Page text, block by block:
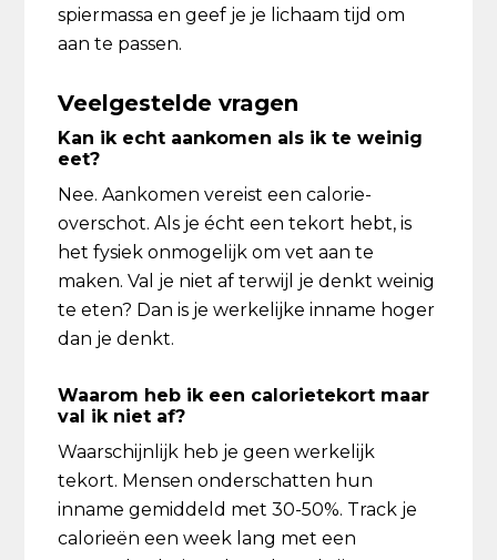
spiermassa en geef je je lichaam tijd om
aan te passen.
Veelgestelde vragen
Kan ik echt aankomen als ik te weinig
eet?
Nee. Aankomen vereist een calorie-
overschot. Als je écht een tekort hebt, is
het fysiek onmogelijk om vet aan te
maken. Val je niet af terwijl je denkt weinig
te eten? Dan is je werkelijke inname hoger
dan je denkt.
Waarom heb ik een calorietekort maar
val ik niet af?
Waarschijnlijk heb je geen werkelijk
tekort. Mensen onderschatten hun
inname gemiddeld met 30-50%. Track je
calorieën een week lang met een